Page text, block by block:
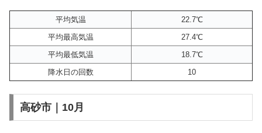
平均気温
22.7℃
平均最高気温
27.4℃
平均最低気温
18.7℃
降水日の回数
10
高砂市｜10月